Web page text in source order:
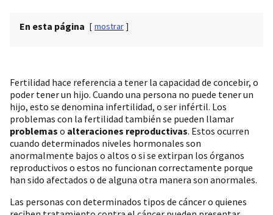
En esta página [ mostrar ]
Fertilidad hace referencia a tener la capacidad de concebir, o
poder tener un hijo. Cuando una persona no puede tener un
hijo, esto se denomina infertilidad, o ser infértil. Los
problemas con la fertilidad también se pueden llamar
problemas o alteraciones reproductivas. Estos ocurren
cuando determinados niveles hormonales son
anormalmente bajos o altos o si se extirpan los órganos
reproductivos o estos no funcionan correctamente porque
han sido afectados o de alguna otra manera son anormales.
Las personas con determinados tipos de cáncer o quienes